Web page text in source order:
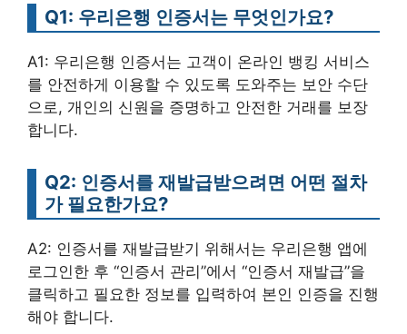
Q1: 우리은행 인증서는 무엇인가요?
A1: 우리은행 인증서는 고객이 온라인 뱅킹 서비스
를 안전하게 이용할 수 있도록 도와주는 보안 수단
으로, 개인의 신원을 증명하고 안전한 거래를 보장
합니다.
Q2: 인증서를 재발급받으려면 어떤 절차
가 필요한가요?
A2: 인증서를 재발급받기 위해서는 우리은행 앱에
로그인한 후 “인증서 관리”에서 “인증서 재발급”을
클릭하고 필요한 정보를 입력하여 본인 인증을 진행
해야 합니다.